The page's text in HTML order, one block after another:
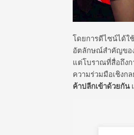
โดยการดีไซน์ได้ใ
อัตลักษณ์สำคัญของ
แต่โบราณที่สื่อถึงก
ความร่วมมือเชิงก
ค้าปลีกเข้าด้วยกัน